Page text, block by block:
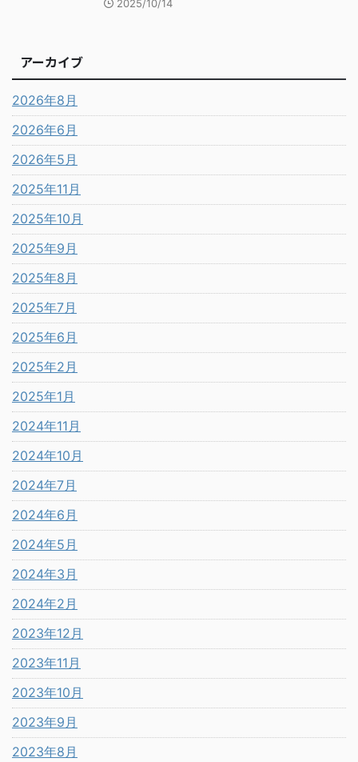
2025/10/14
アーカイブ
2026年8月
2026年6月
2026年5月
2025年11月
2025年10月
2025年9月
2025年8月
2025年7月
2025年6月
2025年2月
2025年1月
2024年11月
2024年10月
2024年7月
2024年6月
2024年5月
2024年3月
2024年2月
2023年12月
2023年11月
2023年10月
2023年9月
2023年8月